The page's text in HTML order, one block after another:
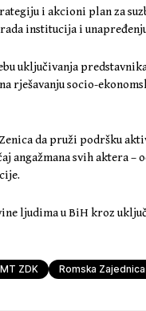
i akcioni plan za
institucija i
uključivanja
rješavanju socio-
da pruži podršku
angažmana svih aktera –
ljudima u BiH kroz
ZDK Romska Zajednica